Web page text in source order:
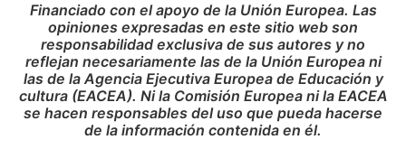
Financiado con el apoyo de la Unión Europea. Las
opiniones expresadas en este sitio web son
responsabilidad exclusiva de sus autores y no
reflejan necesariamente las de la Unión Europea ni
las de la Agencia Ejecutiva Europea de Educación y
cultura (EACEA). Ni la Comisión Europea ni la EACEA
se hacen responsables del uso que pueda hacerse
de la información contenida en él.